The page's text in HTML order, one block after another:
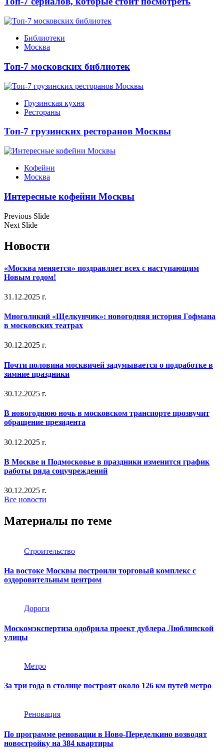
Библиотеки
Москва
Топ-7 московских библиотек
Грузинская кухня
Рестораны
Топ-7 грузинских ресторанов Москвы
Кофейни
Москва
Интересные кофейни Москвы
Previous Slide
Next Slide
Новости
«Москва меняется» поздравляет всех с наступающим
Новым годом!
31.12.2025 г.
Многоликий «Щелкунчик»: новогодняя история Гофмана
в московских театрах
30.12.2025 г.
Почти половина москвичей задумывается о подработке в
зимние праздники
30.12.2025 г.
В новогоднюю ночь в московском транспорте прозвучит
обращение президента
30.12.2025 г.
В Москве и Подмосковье в праздники изменится график
работы ряда соцучреждений
30.12.2025 г.
Все новости
Материалы по теме
Строительство
На востоке Москвы построили торговый комплекс с
оздоровительным центром
Дороги
Москомэкспертиза одобрила проект дублера Люблинской
улицы
Метро
За три года в столице построят около 126 км путей метро
Реновация
По программе реновации в Ново-Переделкино возводят
новостройку на 384 квартиры